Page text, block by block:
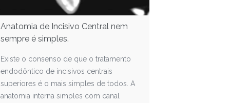
Anatomia de Incisivo Central nem
sempre é simples.
Existe o consenso de que o tratamento
endodôntico de incisivos centrais
superiores é o mais simples de todos. A
anatomia interna simples com canal